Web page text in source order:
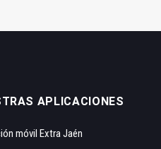
APLICACIONES
móvil Extra Jaén